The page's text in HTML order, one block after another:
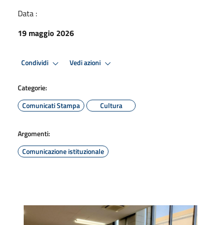
Data :
19 maggio 2026
Condividi Vedi azioni
Categorie:
Comunicati Stampa
Cultura
Argomenti:
Comunicazione istituzionale